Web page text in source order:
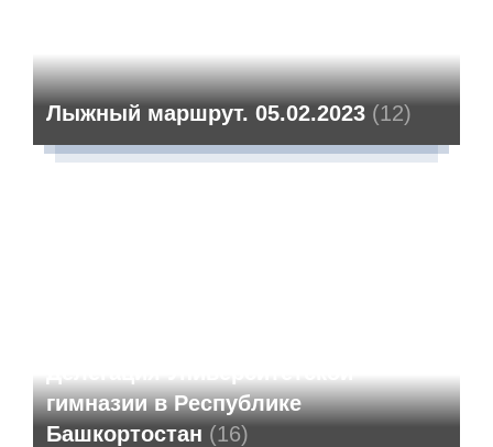
Лыжный маршрут. 05.02.2023 (12)
гимназии в Республике
Башкортостан (16)